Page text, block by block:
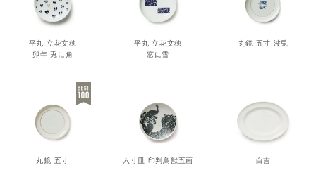
平丸 立花文穂
卯年 兎に角
平丸 立花文穂
窓に雪
丸鏡 五寸 波兎
丸鏡 五寸 六寸皿 印判鳥獣五画 白吉